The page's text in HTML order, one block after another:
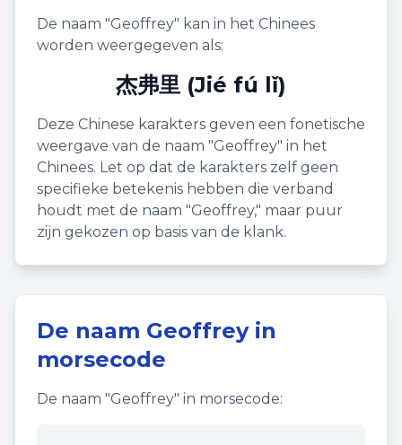
De naam "Geoffrey" kan in het Chinees
worden weergegeven als:
杰弗里 (Jié fú lǐ)
Deze Chinese karakters geven een fonetische
weergave van de naam "Geoffrey" in het
Chinees. Let op dat de karakters zelf geen
specifieke betekenis hebben die verband
houdt met de naam "Geoffrey," maar puur
zijn gekozen op basis van de klank.
De naam Geoffreyin
morsecode
De naam "Geoffrey" in morsecode: